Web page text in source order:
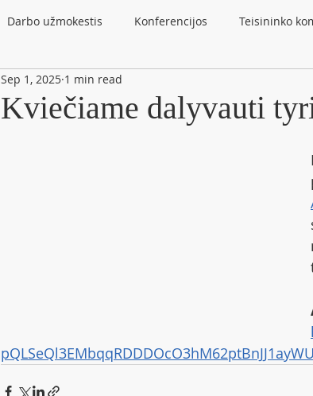
Darbo užmokestis Konferencijos Teisininko
mokslas Tarptautinė patirtis
Kviečiame dalyvauti
Sep 1, 2025 1 min read